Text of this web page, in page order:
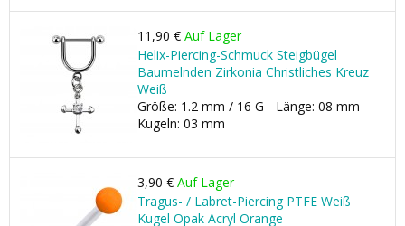
11,90 € Auf Lager
Helix-Piercing-Schmuck Steigbügel
Baumelnden Zirkonia Christliches Kreuz
Weiß
Größe: 1.2 mm / 16 G - Länge: 08 mm -
Kugeln: 03 mm
3,90 € Auf Lager
Tragus- / Labret-Piercing PTFE Weiß
Kugel Opak Acryl Orange